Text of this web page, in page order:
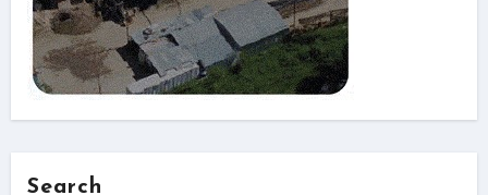
Search